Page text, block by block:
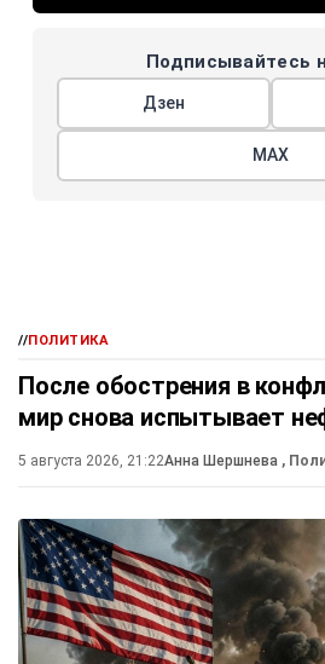
Подписывайтесь
Дзен
МАХ
//ПОЛИТИКА
После обострения в
мир снова испытывает
5 августа 2026, 21:22Анна Шершнева ,